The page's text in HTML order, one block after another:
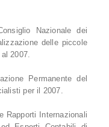
Nazionale dei
delle piccole
2007.
Permanente del
per il 2007.
Rapporti Internazionali